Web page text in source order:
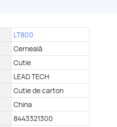
LT800
Cerneală
Cutie
LEAD TECH
Cutie de carton
China
8443321300